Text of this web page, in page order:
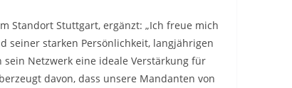
Standort Stuttgart, ergänzt: „Ich freue mich
seiner starken Persönlichkeit, langjährigen
Netzwerk eine ideale Verstärkung für
davon, dass unsere Mandanten von